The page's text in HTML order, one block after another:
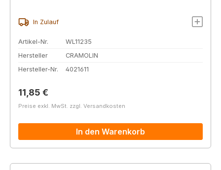
In Zulauf
Artikel-Nr.
WL11235
Hersteller
CRAMOLIN
Hersteller-Nr.
4021611
Regulärer Preis:
11,85 €
Preise exkl. MwSt. zzgl. Versandkosten
In den Warenkorb